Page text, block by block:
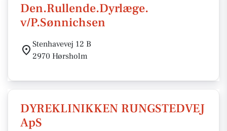
Den.Rullende.Dyrlæge.
v/P.Sønnichsen
Stenhavevej 12 B
2970 Hørsholm
DYREKLINIKKEN RUNGSTEDVEJ
ApS